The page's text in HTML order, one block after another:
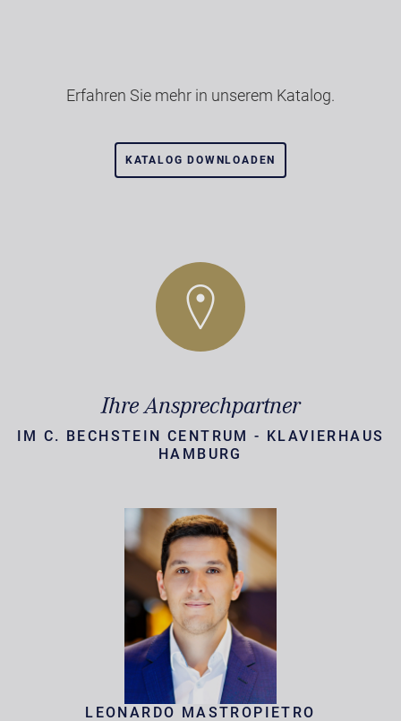
Erfahren Sie mehr in unserem Katalog.
KATALOG DOWNLOADEN
Ihre Ansprechpartner
IM C. BECHSTEIN CENTRUM - KLAVIERHAUS
HAMBURG
LEONARDO MASTROPIETRO